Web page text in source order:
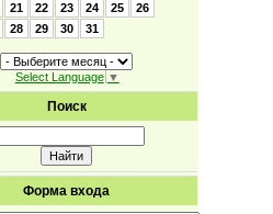
21 22 23 24 25
26
28 29 30 31
Select Language ▼
Поиск
Форма входа